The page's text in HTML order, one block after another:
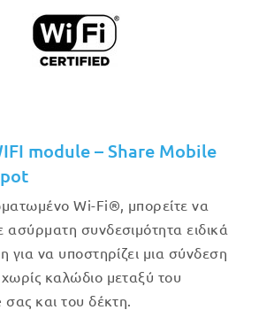
module – Share Mobile
Wi-Fi®, μπορείτε να
ασύρματη συνδεσιμότητα ειδικά
για να υποστηρίζει μια σύνδεση
καλώδιο μεταξύ του
και του δέκτη.